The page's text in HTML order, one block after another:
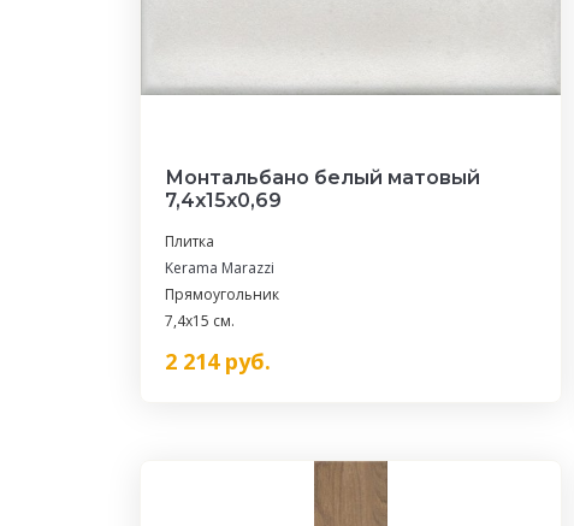
Монтальбано белый матовый
7,4x15x0,69
Плитка
Kerama Marazzi
Прямоугольник
7,4x15 см.
2 214руб.